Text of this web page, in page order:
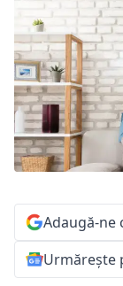
Adaugă-ne
Urmărește